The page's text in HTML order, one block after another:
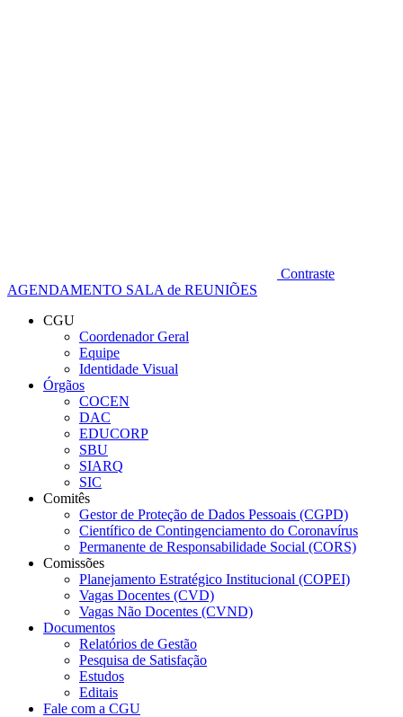
Contraste
AGENDAMENTO SALA de REUNIÕES
CGU
Coordenador Geral
Equipe
Identidade Visual
Órgãos
COCEN
DAC
EDUCORP
SBU
SIARQ
SIC
Comitês
Gestor de Proteção de Dados Pessoais (CGPD)
Científico de Contingenciamento do Coronavírus
Permanente de Responsabilidade Social (CORS)
Comissões
Planejamento Estratégico Institucional (COPEI)
Vagas Docentes (CVD)
Vagas Não Docentes (CVND)
Documentos
Relatórios de Gestão
Pesquisa de Satisfação
Estudos
Editais
Fale com a CGU